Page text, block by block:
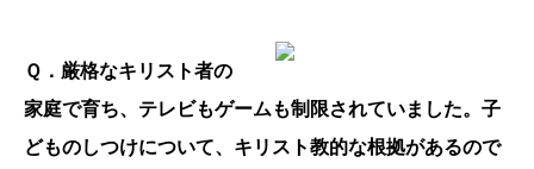
Ｑ．厳格なキリスト者の
家庭で育ち、テレビもゲームも制限されていました。子
どものしつけについて、キリスト教的な根拠があるので